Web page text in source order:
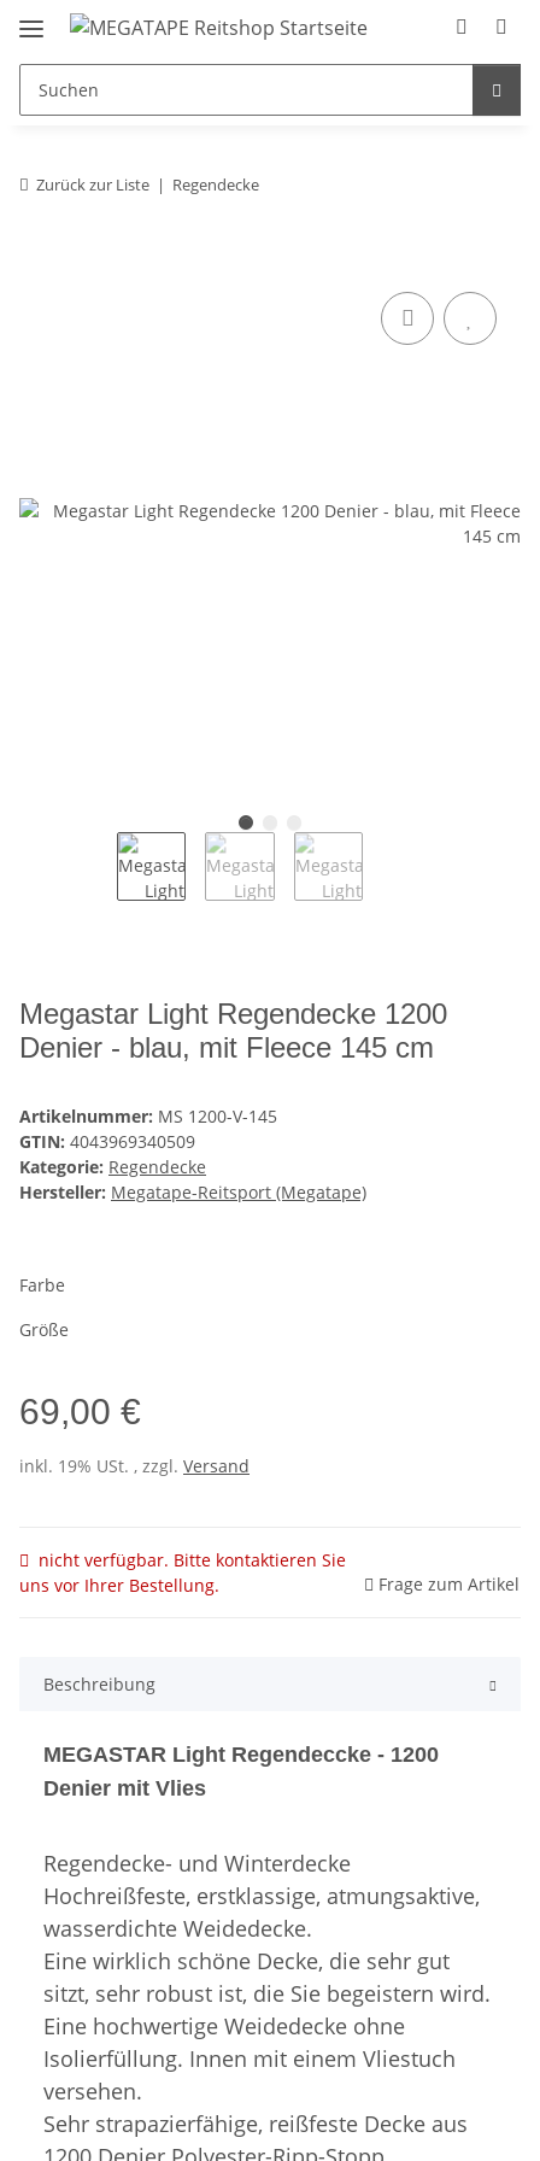
Zurück zur Liste Regendecke
Megastar Light Regendecke 1200
Denier - blau, mit Fleece 145 cm
Artikelnummer: MS 1200-V-145
GTIN: 4043969340509
Kategorie: Regendecke
Hersteller: Megatape-Reitsport (Megatape)
Farbe
Größe
69,00 €
inkl. 19% USt. , zzgl. Versand
nicht verfügbar. Bitte kontaktieren Sie
uns vor Ihrer Bestellung.
Frage zum Artikel
Beschreibung
MEGASTAR Light Regendeccke - 1200
Denier mit Vlies
Regendecke- und Winterdecke
Hochreißfeste, erstklassige, atmungsaktive,
wasserdichte Weidedecke.
Eine wirklich schöne Decke, die sehr gut
sitzt, sehr robust ist, die Sie begeistern wird.
Eine hochwertige Weidedecke ohne
Isolierfüllung. Innen mit einem Vliestuch
versehen.
Sehr strapazierfähige, reißfeste Decke aus